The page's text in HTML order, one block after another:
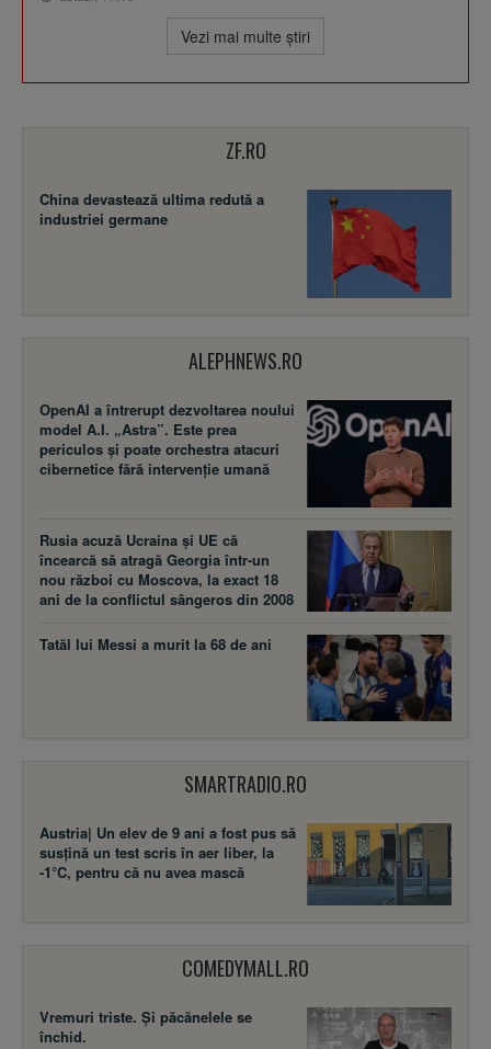
Vezi mai multe ştiri
ZF.RO
China devastează ultima redută a
industriei germane
ALEPHNEWS.RO
OpenAI a întrerupt dezvoltarea noului
model A.I. „Astra”. Este prea
periculos și poate orchestra atacuri
cibernetice fără intervenție umană
Rusia acuză Ucraina şi UE că
încearcă să atragă Georgia într-un
nou război cu Moscova, la exact 18
ani de la conflictul sângeros din 2008
Tatăl lui Messi a murit la 68 de ani
SMARTRADIO.RO
Austria| Un elev de 9 ani a fost pus să
susţină un test scris în aer liber, la
-1°C, pentru că nu avea mască
COMEDYMALL.RO
Vremuri triste. Şi păcănelele se
închid.